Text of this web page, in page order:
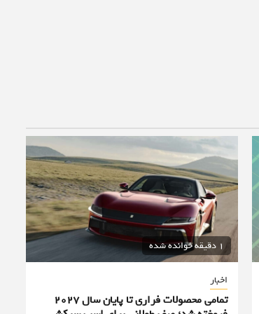
1 دقیقه خوانده شده
اخبار
تمامی محصولات فراری تا پایان سال ۲۰۲۷